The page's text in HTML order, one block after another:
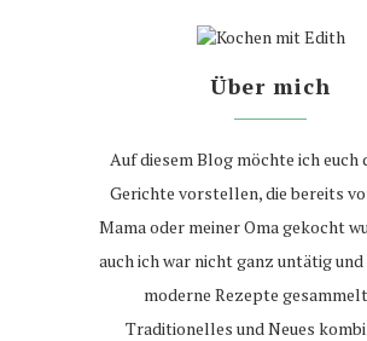
Über mich
Auf diesem Blog möchte ich euch
Gerichte vorstellen, die bereits
Mama oder meiner Oma gekocht
auch ich war nicht ganz untätig und
moderne Rezepte
Traditionelles und Neues